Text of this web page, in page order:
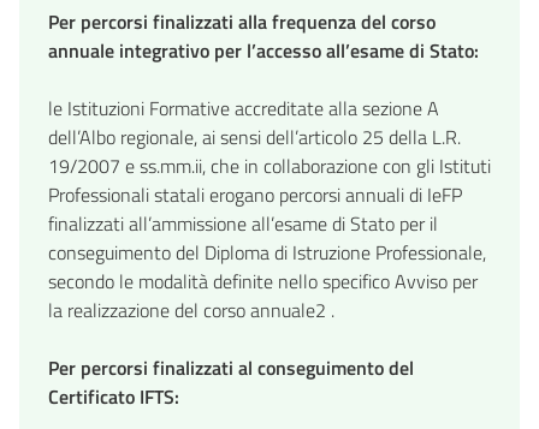
Per percorsi finalizzati alla frequenza del corso
annuale integrativo per l’accesso all’esame di Stato:
le Istituzioni Formative accreditate alla sezione A
dell’Albo regionale, ai sensi dell’articolo 25 della L.R.
19/2007 e ss.mm.ii, che in collaborazione con gli Istituti
Professionali statali erogano percorsi annuali di IeFP
finalizzati all’ammissione all’esame di Stato per il
conseguimento del Diploma di Istruzione Professionale,
secondo le modalità definite nello specifico Avviso per
la realizzazione del corso annuale2 .
Per percorsi finalizzati al conseguimento del
Certificato IFTS: